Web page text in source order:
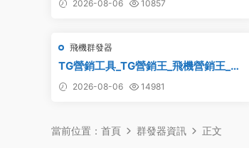
2026-08-06 10857
飛機群發器
TG營銷工具_TG營銷王_飛機營銷王_破
解版2026-08-06 14981
當前位置： 首頁 群發器資訊 正文